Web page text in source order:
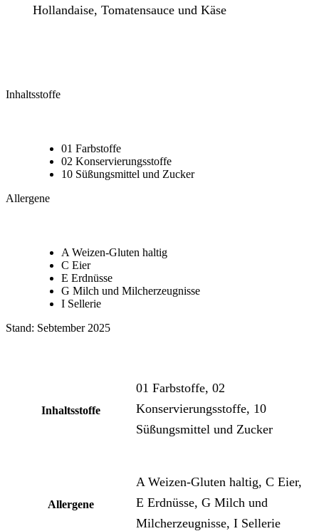
Hollandaise, Tomatensauce und Käse
Inhaltsstoffe
01 Farbstoffe
02 Konservierungsstoffe
10 Süßungsmittel und Zucker
Allergene
A Weizen-Gluten haltig
C Eier
E Erdnüsse
G Milch und Milcherzeugnisse
I Sellerie
Stand: Sebtember 2025
Inhaltsstoffe
01 Farbstoffe, 02
Konservierungsstoffe, 10
Süßungsmittel und Zucker
Allergene
A Weizen-Gluten haltig, C Eier,
E Erdnüsse, G Milch und
Milcherzeugnisse, I Sellerie